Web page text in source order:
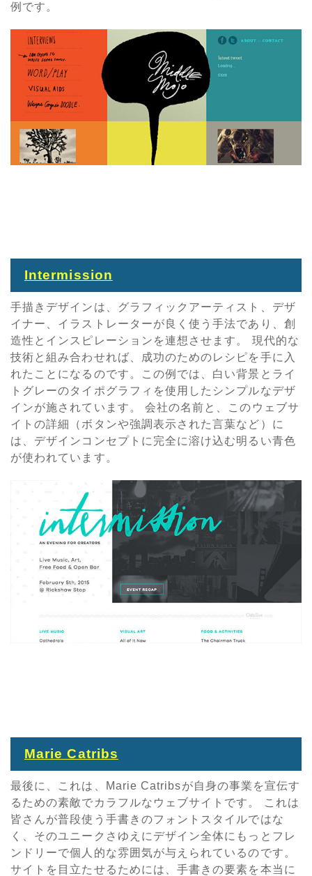
例です。
Intermission
手描きデザインは、グラフィックアーティスト、デザ
イナー、イラストレーターが良く使う手法であり、創
造性とインスピレーションを連想させます。 現代的な
技術と組み合わせれば、成功のためのレシピを手に入
れたことになるのです。この例では、白い背景とライ
トグレーのタイポグラフィを使用したシンプルなデザ
インが施されています。 会社の名前と、このウェブサ
イトの詳細（ボタンや強調表示された言葉など）に
は、デザインコンセプトに完全に溶け込む明るい青色
が使われています。
Marie Catribs
最後に、これは、Marie Catribsが自身の事業を宣伝す
るための素敵でカラフルなウェブサイトです。 これは
皆さんが普段使う手書きのフォントスタイルではな
く、そのユニークさゆえにデザイン全体にもっとフレ
ンドリーで個人的な雰囲気が与えられているのです。
サイトを目立たせるためには、手書きの要素を本当に